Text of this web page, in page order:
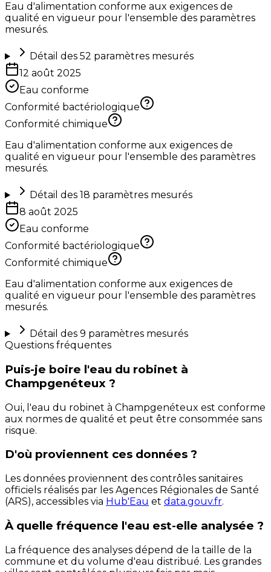
Eau d'alimentation conforme aux exigences de
qualité en vigueur pour l'ensemble des paramètres
mesurés.
Détail des 52 paramètres mesurés
12 août 2025
Eau conforme
Conformité bactériologique
Conformité chimique
Eau d'alimentation conforme aux exigences de
qualité en vigueur pour l'ensemble des paramètres
mesurés.
Détail des 18 paramètres mesurés
8 août 2025
Eau conforme
Conformité bactériologique
Conformité chimique
Eau d'alimentation conforme aux exigences de
qualité en vigueur pour l'ensemble des paramètres
mesurés.
Détail des 9 paramètres mesurés
Questions fréquentes
Puis-je boire l'eau du robinet à
Champgenéteux ?
Oui, l'eau du robinet à Champgenéteux est conforme
aux normes de qualité et peut être consommée sans
risque.
D'où proviennent ces données ?
Les données proviennent des contrôles sanitaires
officiels réalisés par les Agences Régionales de Santé
(ARS), accessibles via Hub'Eau et data.gouv.fr.
À quelle fréquence l'eau est-elle analysée ?
La fréquence des analyses dépend de la taille de la
commune et du volume d'eau distribué. Les grandes